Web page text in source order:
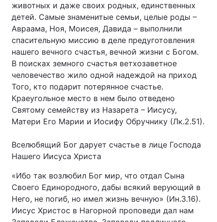
животных и даже своих родных, единственных
детей. Самые знаменитые семьи, целые роды –
Авраама, Ноя, Моисея, Давида – выполнили
спасительную миссию в деле предуготовления
нашего вечного счастья, вечной жизни с Богом.
В поисках земного счастья ветхозаветное
человечество жило одной надеждой на приход
Того, кто подарит потерянное счастье.
Краеугольное место в нем было отведено
Святому семейству из Назарета – Иисусу,
Матери Его Марии и Иосифу Обручнику (Лк.2.51).
Вселюбящий Бог дарует счастье в лице Господа
Нашего Иисуса Христа
«Ибо так возлюбил Бог мир, что отдал Сына
Своего Единородного, дабы всякий верующий в
Него, не погиб, но имел жизнь вечную» (Ин.3.16).
Иисус Христос в Нагорной проповеди дал нам